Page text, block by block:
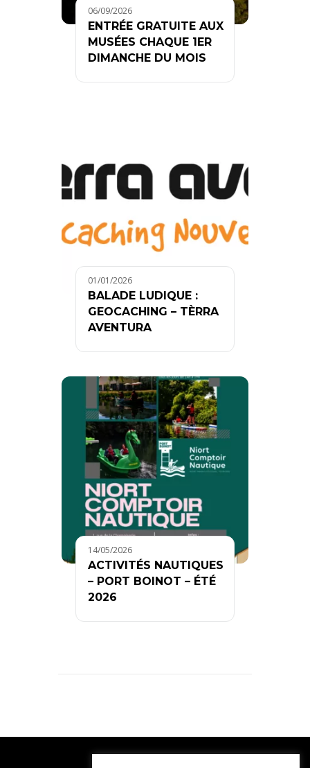
06/09/2026
ENTRÉE GRATUITE AUX
MUSÉES CHAQUE 1ER
DIMANCHE DU MOIS
01/01/2026
BALADE LUDIQUE :
GEOCACHING – TÈRRA
AVENTURA
14/05/2026
ACTIVITÉS NAUTIQUES
– PORT BOINOT – ÉTÉ
2026